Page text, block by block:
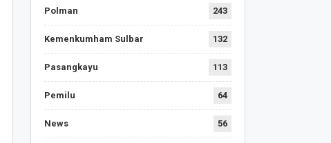
Polman 243
Kemenkumham Sulbar 132
Pasangkayu 113
Pemilu 64
News 56